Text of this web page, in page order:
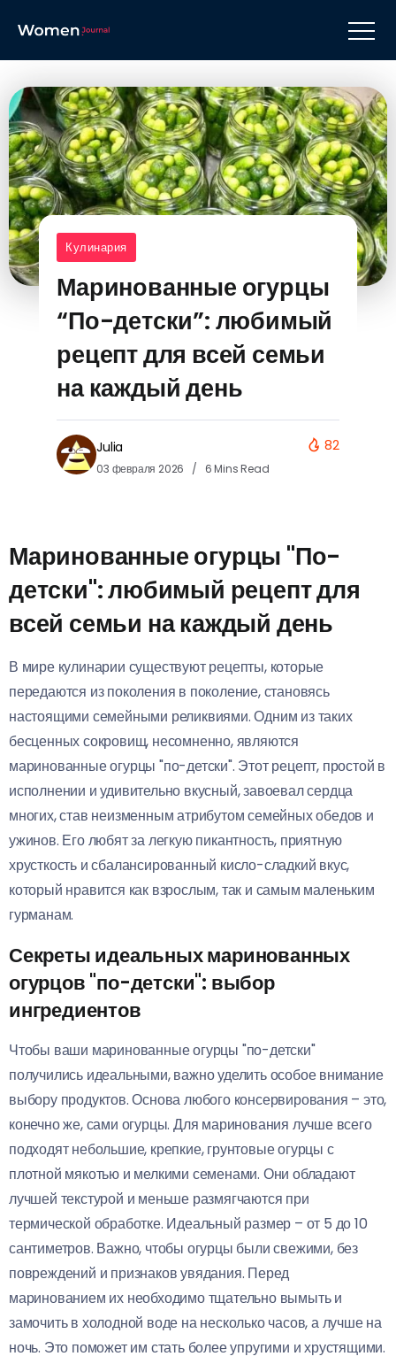
Кулинария
Маринованные огурцы
“По-детски”: любимый
рецепт для всей семьи
на каждый день
Julia
03 февраля 2026 6 Mins Read
82
Маринованные огурцы "По-
детски": любимый рецепт для
всей семьи на каждый день
В мире кулинарии существуют рецепты, которые
передаются из поколения в поколение, становясь
настоящими семейными реликвиями. Одним из таких
бесценных сокровищ, несомненно, являются
маринованные огурцы "по-детски". Этот рецепт, простой в
исполнении и удивительно вкусный, завоевал сердца
многих, став неизменным атрибутом семейных обедов и
ужинов. Его любят за легкую пикантность, приятную
хрусткость и сбалансированный кисло-сладкий вкус,
который нравится как взрослым, так и самым маленьким
гурманам.
Секреты идеальных маринованных
огурцов "по-детски": выбор
ингредиентов
Чтобы ваши маринованные огурцы "по-детски"
получились идеальными, важно уделить особое внимание
выбору продуктов. Основа любого консервирования – это,
конечно же, сами огурцы. Для маринования лучше всего
подходят небольшие, крепкие, грунтовые огурцы с
плотной мякотью и мелкими семенами. Они обладают
лучшей текстурой и меньше размягчаются при
термической обработке. Идеальный размер – от 5 до 10
сантиметров. Важно, чтобы огурцы были свежими, без
повреждений и признаков увядания. Перед
маринованием их необходимо тщательно вымыть и
замочить в холодной воде на несколько часов, а лучше на
ночь. Это поможет им стать более упругими и хрустящими.